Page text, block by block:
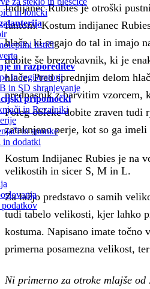
in lončki
lističi
in razporeditev
in registratorji
in SD shranjevanje
pripomočki
in Rezalniki
in sponke
in dodatki
podatkov
Indijanec Rubies je otroški
fantom. Kostum indijanec
hlače, ki segajo do tal in imajo
dobite še brezrokavnik, ki je
hlače. Pred sprednjim delom
predpasnik z barvitim vzorcem,
Poleg obleke dobite zraven tudi
zataknjeno perje, kot so ga
Kostum Indijanec Rubies je na
velikostih in sicer S, M in L.
Za lažjo predstavo o samih
tudi tabelo velikosti, kjer lahko
kostuma. Napisano imate točno
primerna posamezna velikost,
Ni primerno za otroke mlajše